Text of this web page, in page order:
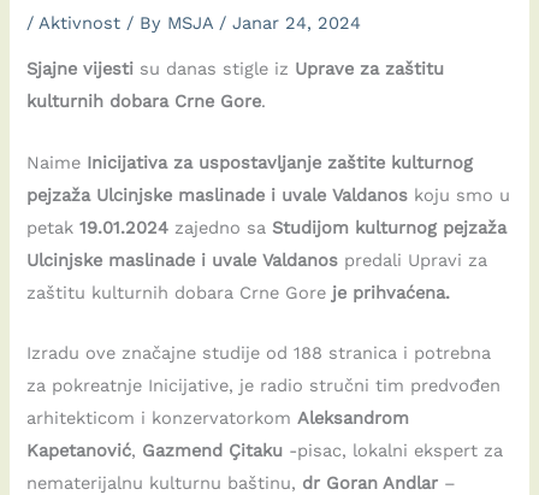
/Aktivnost / By MSJA /Janar 24, 2024
Sjajne vijesti su danas stigle iz Uprave za zaštitu
kulturnih dobara Crne Gore.
Naime Inicijativa za uspostavljanje zaštite kulturnog
pejzaža Ulcinjske maslinade i uvale Valdanos koju smo u
petak19.01.2024 zajedno saStudijom kulturnog pejzaža
Ulcinjske maslinade i uvale Valdanos predali Upravi za
zaštitu kulturnih dobara Crne Gore je prihvaćena.
Izradu ove značajne studije od 188 stranica i potrebna
za pokreatnje Inicijative, je radio stručni tim predvođen
arhitekticom i konzervatorkomAleksandrom
Kapetanović, Gazmend Çitaku -pisac, lokalni ekspert za
nematerijalnu kulturnu baštinu, dr Goran Andlar –